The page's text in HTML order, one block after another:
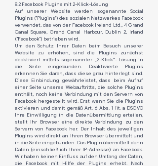
8.2 Facebook Plugins mit 2-Klick-Lösung
Auf unserer Website werden sogenannte Social
Plugins ("Plugins") des sozialen Netzwerkes Facebook
verwendet, das von der Facebook Ireland Ltd., 4 Grand
Canal Square, Grand Canal Harbour, Dublin 2, Irland
("Facebook") betrieben wird.
Um den Schutz Ihrer Daten beim Besuch unserer
Website zu erhöhen, sind die Plugins zunächst
deaktiviert mittels sogenannter „2-Klick“- Lösung in
die Seite eingebunden. Deaktivierte Plugins
erkennen Sie daran, dass diese grau hinterlegt sind.
Diese Einbindung gewährleistet, dass beim Aufruf
einer Seite unseres Webauftritts, die solche Plugins
enthält, noch keine Verbindung mit den Servern von
Facebook hergestellt wird. Erst wenn Sie die Plugins
aktivieren und damit gemäß Art. 6 Abs. 1 lit. a DSGVO
Ihre Einwilligung in die Datenübermittlung erteilen,
stellt Ihr Browser eine direkte Verbindung zu den
Servern von Facebook her. Der Inhalt des jeweiligen
Plugins wird direkt an Ihren Browser übermittelt und
in die Seite eingebunden. Das Plugin übermittelt dann
Daten (einschließlich Ihrer IP-Adresse) an Facebook.
Wir haben keinen Einfluss auf den Umfang der Daten,
die Facebook mit Hilfe der Plugins erhebt. Nach